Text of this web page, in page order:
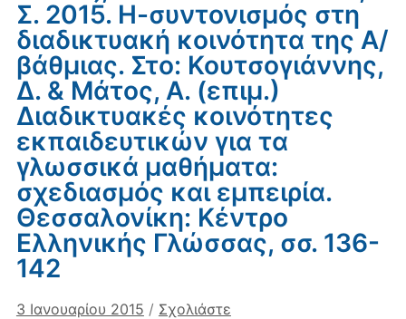
Σ. 2015. Η-συντονισμός στη
διαδικτυακή κοινότητα της Α/
βάθμιας. Στο: Κουτσογιάννης,
Δ. & Μάτος, Α. (επιμ.)
Διαδικτυακές κοινότητες
εκπαιδευτικών για τα
γλωσσικά μαθήματα:
σχεδιασμός και εμπειρία.
Θεσσαλονίκη: Κέντρο
Ελληνικής Γλώσσας, σσ. 136-
142
3 Ιανουαρίου 2015 / Σχολιάστε